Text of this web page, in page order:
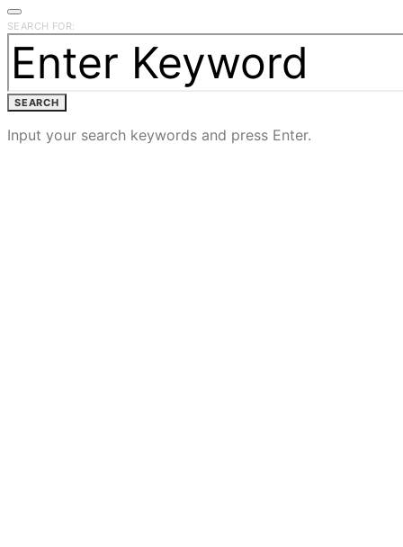
SEARCH FOR:
SEARCH
Input your search keywords and press Enter.